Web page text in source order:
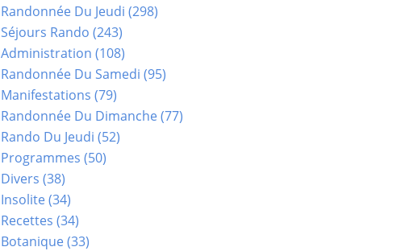
Randonnée Du Jeudi (298)
Séjours Rando (243)
Administration (108)
Randonnée Du Samedi (95)
Manifestations (79)
Randonnée Du Dimanche(77)
Rando Du Jeudi (52)
Programmes (50)
Divers (38)
Insolite(34)
Recettes (34)
Botanique(33)